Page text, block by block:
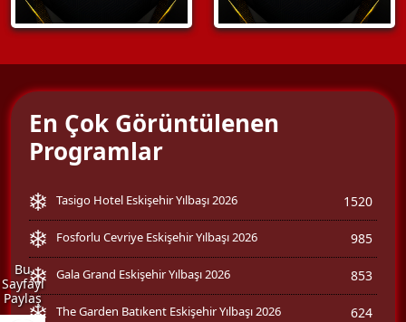
Bu
Sayfayı
Paylaş
En Çok Görüntülenen
Programlar
Tasigo Hotel Eskişehir Yılbaşı 2026 1520
Fosforlu Cevriye Eskişehir Yılbaşı 2026 985
Gala Grand Eskişehir Yılbaşı 2026 853
The Garden Batıkent Eskişehir Yılbaşı 2026 624